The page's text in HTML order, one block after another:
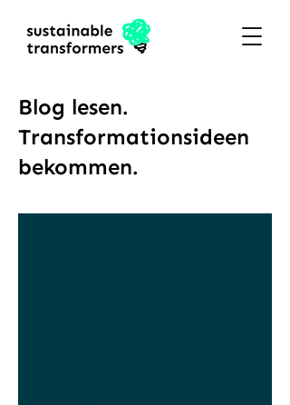
Blog lesen.
Transformationsideen
bekommen.